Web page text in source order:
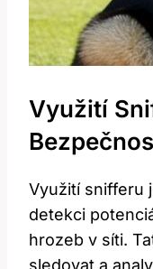
Využití
Využití snifferu
detekci
hrozeb v síti.
sledovat a